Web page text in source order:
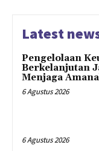
Latest
Pengelolaan
Berkelanjutan
Menjaga
6 Agustus 2026
6 Agustus 2026